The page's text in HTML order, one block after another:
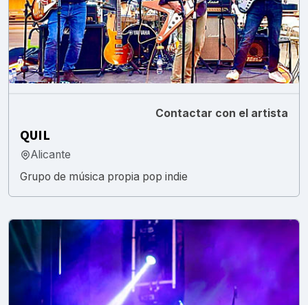
Contactar con el artista
QUIL
Alicante
Grupo de música propia pop indie